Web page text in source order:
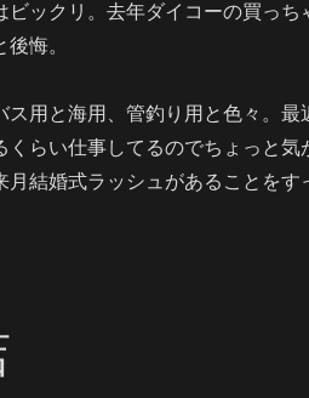
ビックリ。去年ダイコーの買っ
悔。
ス用と海用、管釣り用と色々。
くらい仕事してるのでちょっと
月結婚式ラッシュがあることを